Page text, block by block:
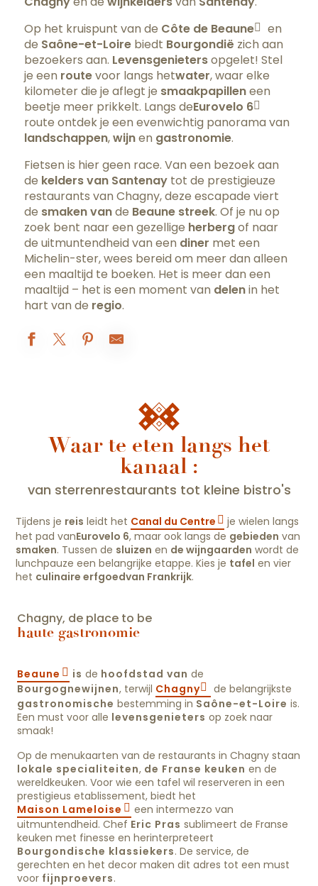
Op het kruispunt van de Côte de Beaune
en
de Saône-et-Loire biedt Bourgondië zich aan
bezoekers aan. Levensgenietersopgelet! Stel
je een routevoor langs hetwater, waar elke
kilometer die je aflegt je smaakpapilleneen
beetje meer prikkelt. Langs deEurovelo 6
route ontdek je een evenwichtig panorama van
landschappen,wijnen gastronomie.
Fietsen is hier geen race. Van een bezoek aan
de kelders van Santenay tot de prestigieuze
restaurants van Chagny, deze escapade viert
de smaken vande Beaune streek. Of je nu op
zoek bent naar een gezellige herbergof naar
de uitmuntendheid van een diner met een
Michelin-ster, wees bereid om meer dan alleen
een maaltijd te boeken. Het is meer dan een
maaltijd – het is een moment van delenin het
hart van de regio.
Waar te eten langs het
kanaal :
van sterrenrestaurants tot kleine bistro's
Tijdens je reis leidt het Canal du Centre
je wielen langs
het pad vanEurovelo 6, maar ook langs de gebieden van
smaken. Tussen de sluizen en de wijngaarden wordt de
lunchpauze een belangrijke etappe. Kies je tafel en vier
het culinaire erfgoedvan Frankrijk.
Chagny, de place to be
haute gastronomie
Beaune is de hoofdstad van de
Bourgognewijnen, terwijl Chagny
de belangrijkste
gastronomische bestemming in Saône-et-Loire is.
Een must voor alle levensgenieters op zoek naar
smaak!
Op de menukaarten van de restaurants in Chagny staan
lokale specialiteiten, de Franse keuken en de
wereldkeuken. Voor wie een tafel wil reserveren in een
prestigieus etablissement, biedt het
Maison Lameloise
een intermezzo van
uitmuntendheid. Chef Eric Pras sublimeert de Franse
keuken met finesse en herinterpreteert
Bourgondische klassiekers. De service, de
gerechten en het decor maken dit adres tot een must
voor fijnproevers.